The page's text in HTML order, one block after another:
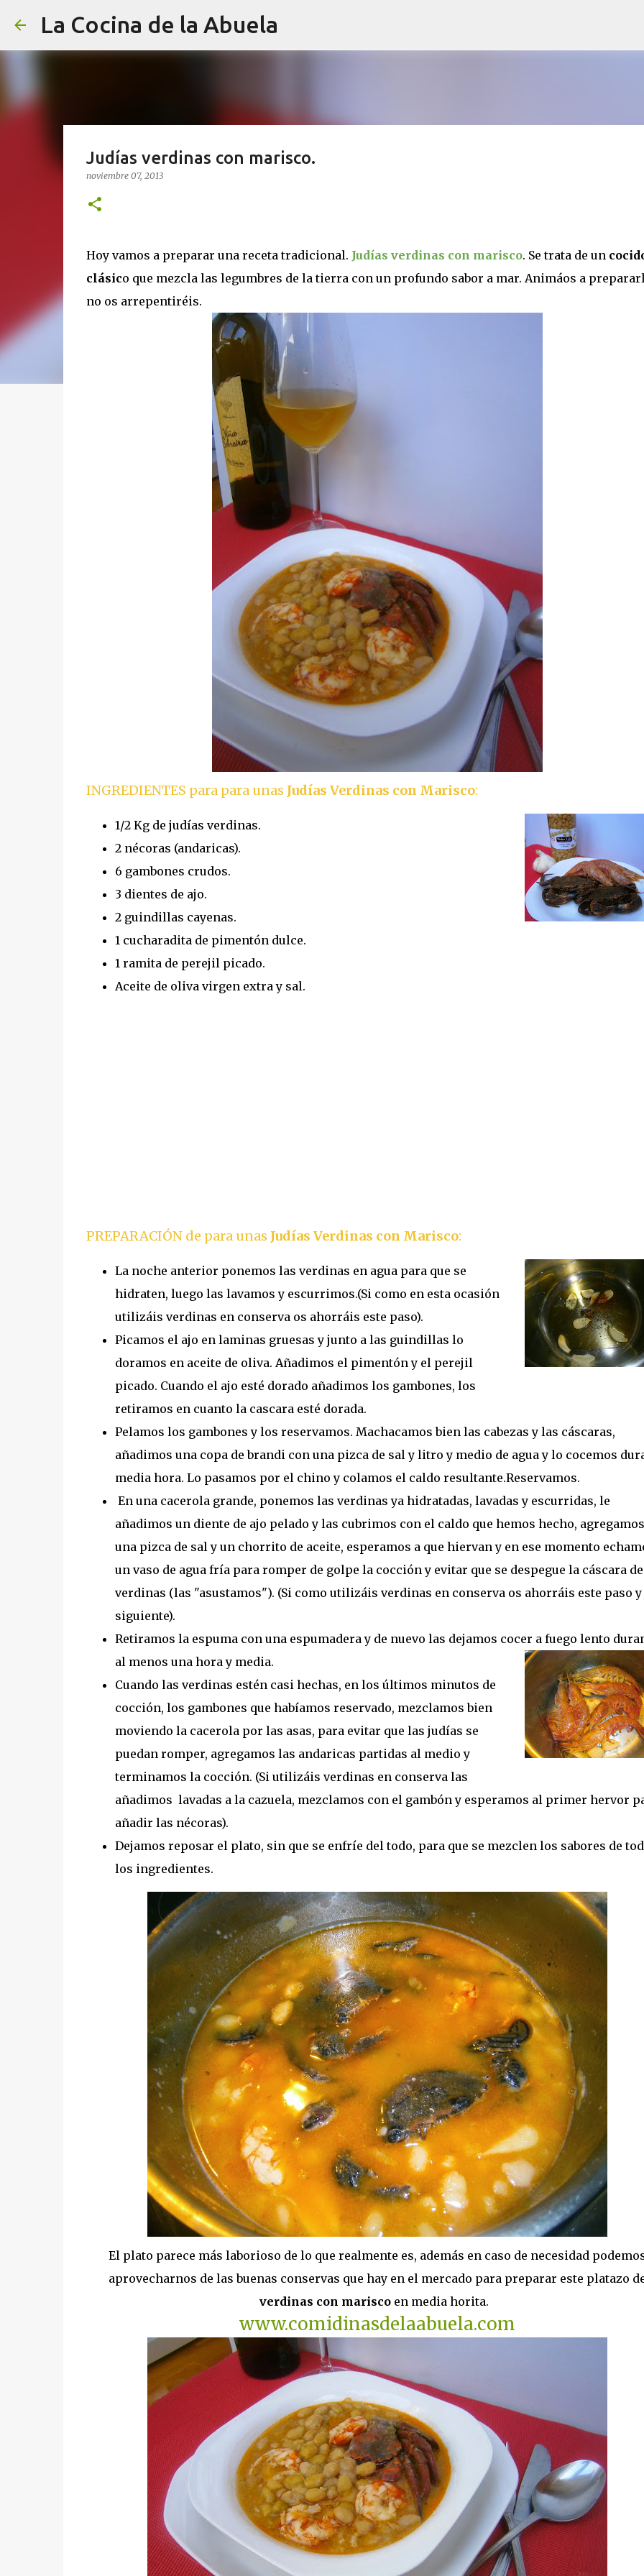
La Cocina de la Abuela
Judías verdinas con marisco.
noviembre 07, 2013
Hoy vamos a preparar una receta tradicional. Judías verdinas con marisco. Se trata de un
clásico que mezcla las legumbres de la tierra con un profundo sabor a mar. Animáos a
no os arrepentiréis.
INGREDIENTES para para unas Judías Verdinas con Marisco:
1/2 Kg de judías verdinas.
2 nécoras (andaricas).
6 gambones crudos.
3 dientes de ajo.
2 guindillas cayenas.
1 cucharadita de pimentón dulce.
1 ramita de perejil picado.
Aceite de oliva virgen extra y sal.
PREPARACIÓN de para unas Judías Verdinas con Marisco:
La noche anterior ponemos las verdinas en agua para que se
hidraten, luego las lavamos y escurrimos.(Si como en esta ocasión
utilizáis verdinas en conserva os ahorráis este paso).
Picamos el ajo en laminas gruesas y junto a las guindillas lo
doramos en aceite de oliva. Añadimos el pimentón y el perejil
picado. Cuando el ajo esté dorado añadimos los gambones, los
retiramos en cuanto la cascara esté dorada.
Pelamos los gambones y los reservamos. Machacamos bien las cabezas y las cáscaras,
añadimos una copa de brandi con una pizca de sal y litro y medio de agua y lo cocemos
media hora. Lo pasamos por el chino y colamos el caldo resultante.Reservamos.
En una cacerola grande, ponemos las verdinas ya hidratadas, lavadas y escurridas, le
añadimos un diente de ajo pelado y las cubrimos con el caldo que hemos hecho, agregamos
una pizca de sal y un chorrito de aceite, esperamos a que hiervan y en ese momento
un vaso de agua fría para romper de golpe la cocción y evitar que se despegue la cáscara
verdinas (las "asustamos"). (Si como utilizáis verdinas en conserva os ahorráis este paso y
siguiente).
Retiramos la espuma con una espumadera y de nuevo las dejamos cocer a fuego lento
al menos una hora y media.
Cuando las verdinas estén casi hechas, en los últimos minutos de
cocción, los gambones que habíamos reservado, mezclamos bien
moviendo la cacerola por las asas, para evitar que las judías se
puedan romper, agregamos las andaricas partidas al medio y
terminamos la cocción. (Si utilizáis verdinas en conserva las
añadimos lavadas a la cazuela, mezclamos con el gambón y esperamos al primer hervor
añadir las nécoras).
Dejamos reposar el plato, sin que se enfríe del todo, para que se mezclen los sabores de
los ingredientes.
El plato parece más laborioso de lo que realmente es, además en caso de necesidad
aprovecharnos de las buenas conservas que hay en el mercado para preparar este platazo
verdinas con marisco en media horita.
www.comidinasdelaabuela.com